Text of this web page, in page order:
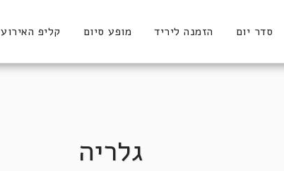
סדר יום הזמנה ליריד מופע סיום קליפ האירוע
גלריה